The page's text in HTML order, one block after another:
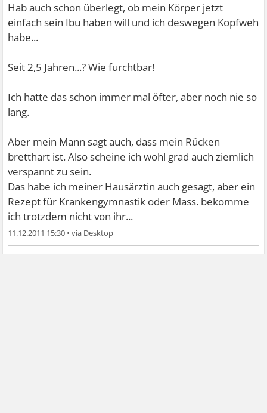
Hab auch schon überlegt, ob mein Körper jetzt
einfach sein Ibu haben will und ich deswegen Kopfweh
habe...
Seit 2,5 Jahren...? Wie furchtbar!
Ich hatte das schon immer mal öfter, aber noch nie so
lang.
Aber mein Mann sagt auch, dass mein Rücken
bretthart ist. Also scheine ich wohl grad auch ziemlich
verspannt zu sein.
Das habe ich meiner Hausärztin auch gesagt, aber ein
Rezept für Krankengymnastik oder Mass. bekomme
ich trotzdem nicht von ihr...
11.12.2011 15:30 •